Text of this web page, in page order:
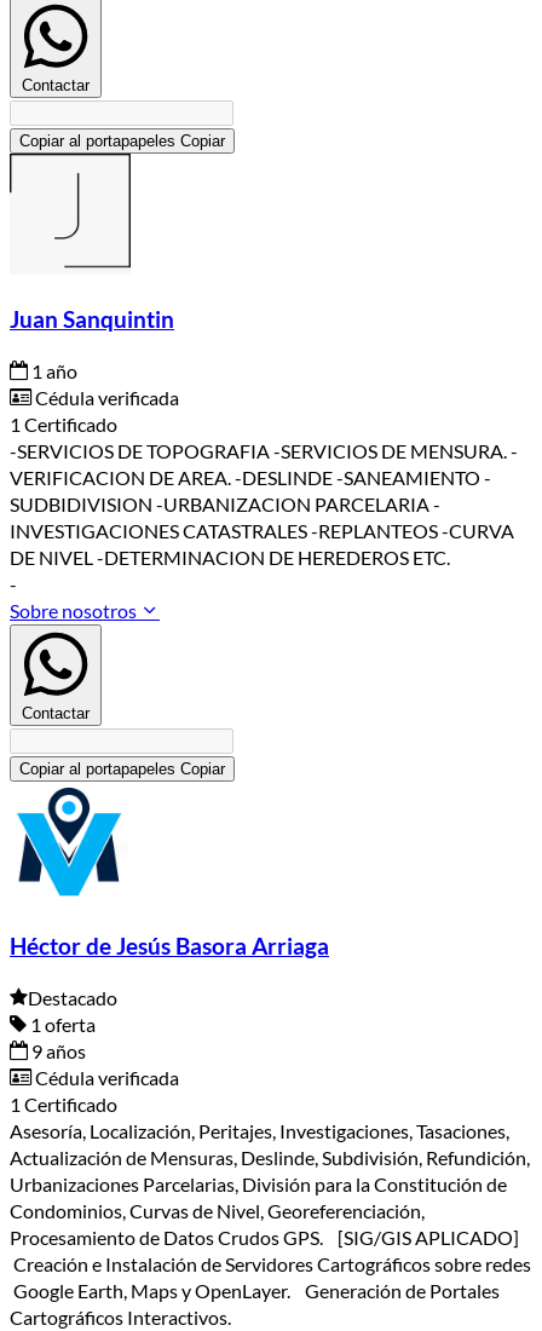
Contactar
Copiar al portapapeles Copiar
Juan Sanquintin
1 año
Cédula verificada
1 Certificado
-SERVICIOS DE TOPOGRAFIA -SERVICIOS DE MENSURA. -
VERIFICACION DE AREA. -DESLINDE -SANEAMIENTO -
SUDBIDIVISION -URBANIZACION PARCELARIA -
INVESTIGACIONES CATASTRALES -REPLANTEOS -CURVA
DE NIVEL -DETERMINACION DE HEREDEROS ETC.
-
Sobre nosotros
Contactar
Copiar al portapapeles Copiar
Héctor de Jesús Basora Arriaga
Destacado
1 oferta
9 años
Cédula verificada
1 Certificado
Asesoría, Localización, Peritajes, Investigaciones, Tasaciones,
Actualización de Mensuras, Deslinde, Subdivisión, Refundición,
Urbanizaciones Parcelarias, División para la Constitución de
Condominios, Curvas de Nivel, Georeferenciación,
Procesamiento de Datos Crudos GPS. [SIG/GIS APLICADO]
Creación e Instalación de Servidores Cartográficos sobre redes
Google Earth, Maps y OpenLayer. Generación de Portales
Cartográficos Interactivos.